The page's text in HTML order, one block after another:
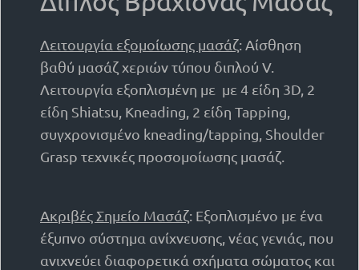
Λειτουργία εξομοίωσης μασάζ: Αίσθηση
βαθύ μασάζ χεριών τύπου διπλού V.
Λειτουργία εξοπλισμένη με με 4 είδη 3D, 2
είδη Shiatsu, Kneading, 2 είδη Tapping,
συγχρονισμένο kneading/tapping, Shoulder
Grasp τεχνικές προσομοίωσης μασάζ.
Ακριβές Σημείο Μασάζ: Εξοπλισμένο με ένα
έξυπνο σύστημα ανίχνευσης, νέας γενιάς, που
ανιχνεύει διαφορετικά σχήματα σώματος και